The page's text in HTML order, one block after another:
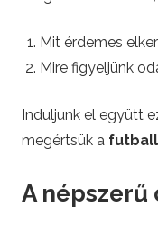
o
o
t
Mit érdemes
Mire figyeljünk
Induljunk el együtt
megértsük a
A